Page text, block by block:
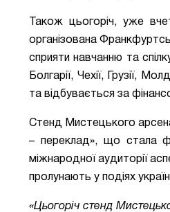
Також цьогоріч, уже
організована
сприяти навчанню та
Болгарії, Чехії, Грузії,
та відбувається за
Стенд Мистецького
– переклад», що стала
міжнародної аудиторії
пролунають у подіях
«Цьогоріч стенд